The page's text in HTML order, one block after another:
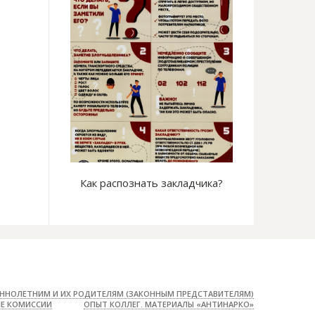
Как распознать закладчика?
И ИХ РОДИТЕЛЯМ (ЗАКОННЫМ ПРЕДСТАВИТЕЛЯМ)
КОМИССИИ ОПЫТ КОЛЛЕГ. МАТЕРИАЛЫ «АНТИНАРКО»